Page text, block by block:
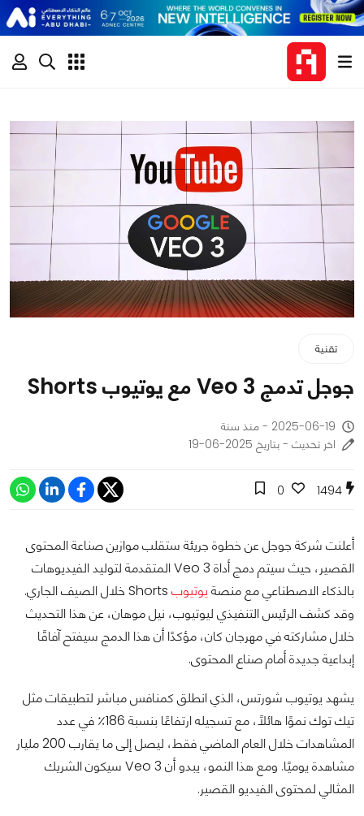
تقنية
جوجل تدمج Veo 3 مع يوتيوب Shorts
2025-06-19 - منذ سنة
اخر تحديث - بتاريخ 2025-06-19
1494
0
أعلنت شركة جوجل عن خطوة جريئة ستقلب موازين صناعة المحتوى
القصير، حيث سيتم دمج أداة Veo 3 المتقدمة لتوليد الفيديوهات
بالذكاء الاصطناعي مع منصة يوتيوب
Shorts خلال الصيف الجاري.
وقد كشف الرئيس التنفيذي ليوتيوب، نيل موهان، عن هذا التحديث
خلال مشاركته في مهرجان كان، مؤكدًا أن هذا الدمج سيفتح آفاقًا
إبداعية جديدة أمام صناع المحتوى.
يشهد يوتيوب شورتس، الذي انطلق كمنافس مباشر لتطبيقات مثل
تيك توك نموًا هائلًا، مع تسجيله ارتفاعًا بنسبة 186٪ في عدد
المشاهدات خلال العام الماضي فقط، ليصل إلى ما يقارب 200 مليار
مشاهدة يوميًا. ومع هذا النمو، يبدو أن Veo 3 سيكون الشريك
المثالي لمحتوى الفيديو القصير.